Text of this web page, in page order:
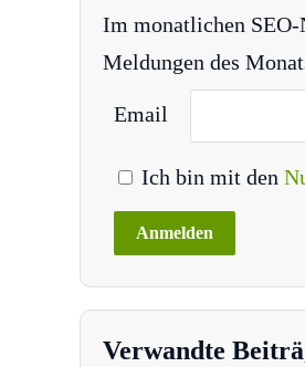
Im monatlichen
Meldungen des
Email
Ich bin mit den
Verwandte